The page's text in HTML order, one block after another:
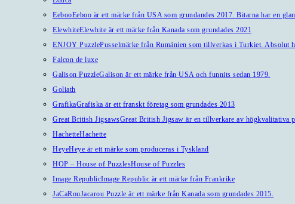
EebooEeboo är ett märke från USA som grundandes 2017. Bitarna har en
ElewhiteElewhite är ett märke från Kanada som grundades 2021
ENJOY PuzzlePusselmärke från Rumänien som tillverkas i Turkiet. Absolut
Falcon de luxe
Galison PuzzleGalison är ett märke från USA och funnits sedan 1979.
Goliath
GrafikaGrafiska är ett franskt företag som grundades 2013
Great British JigsawsGreat British Jigsaw är en tillverkare av högkvalitativa
HachetteHachette
HeyeHeye är ett märke som produceras i Tyskland
HOP – House of PuzzlesHouse of Puzzles
Image RepublicImage Republic är ett märke från Frankrike
JaCaRouJacarou Puzzle är ett märke från Kanada som grundades 2015.